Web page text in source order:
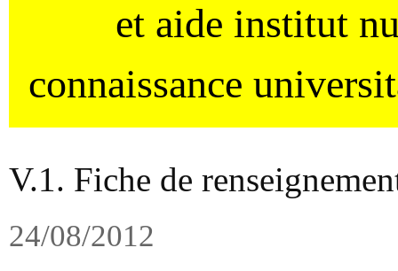
et aide institut
connaissance
V.1. Fiche de
24/08/2012